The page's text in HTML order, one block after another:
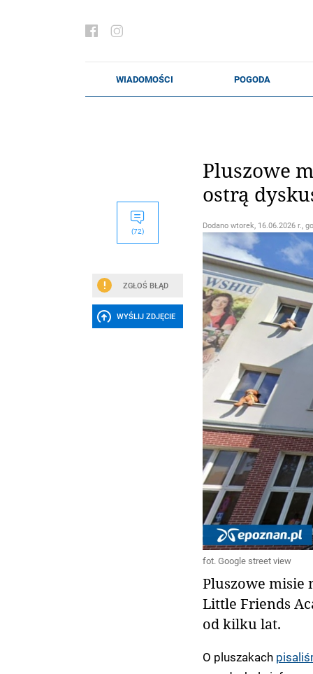
(72)
ZGŁOŚ BŁĄD
WYŚLIJ ZDJĘCIE
Pluszowe
ostrą
Dodano wtorek, 16.06.2026 r.,
fot. Google street view
Pluszowe misie
Little Friends
od kilku lat.
O pluszakach